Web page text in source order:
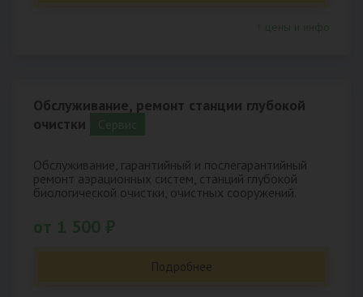
Обслуживание, ремонт станции глубокой
очистки
Обслуживание, гарантийный и послегарантийный
ремонт аэрационных систем, станций глубокой
биологической очистки, очистных сооружений.
Подробнее